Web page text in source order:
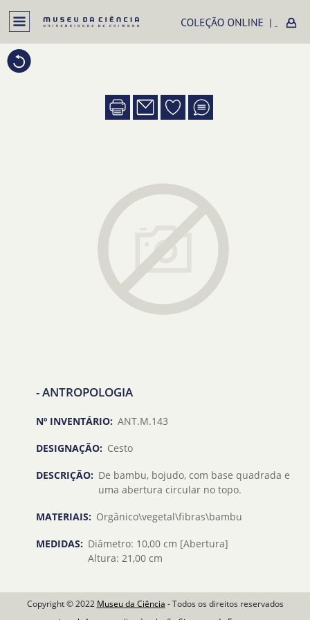
- ANTROPOLOGIA
Nº INVENTÁRIO: ANT.M.143
DESIGNAÇÃO: Cesto
DESCRIÇÃO: De bambu, bojudo, com base quadrada e
uma abertura circular no topo.
MATERIAIS: Orgânico\vegetal\fibras\bambu
MEDIDAS: Diâmetro: 10,00 cm [Abertura]
Altura: 21,00 cm
Copyright © 2022 Museu da Ciência - Todos os direitos reservados